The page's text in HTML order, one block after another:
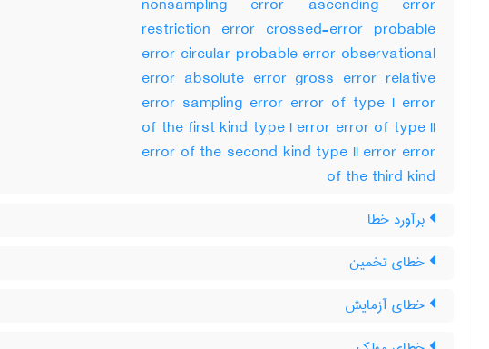
nonsampling error ascending error
restriction error crossed-error probable
error circular probable error observational
error absolute error gross error relative
error sampling error error of type I error
of the first kind type I error error of type II
error of the second kind type II error error
of the third kind
برآورد خطا
خطای تخمین
خطای آزمایش